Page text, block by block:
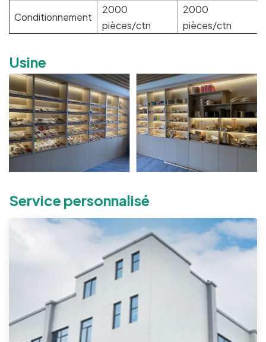
Conditionnement
2000
pièces/ctn
2000
pièces/ctn
Usine
Service personnalisé